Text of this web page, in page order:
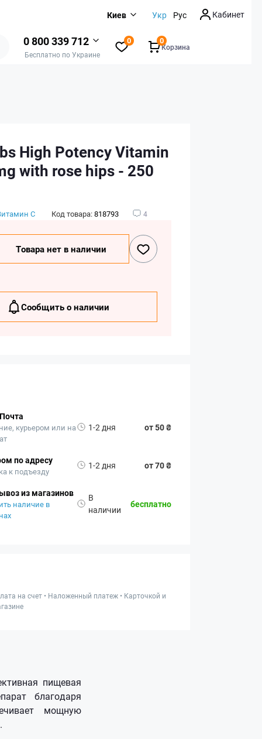
Киев Укр Рус Кабинет
0 800 339 712
Бесплатно по Украине
0
Корзина
0
High Potency Vitamin
with rose hips - 250
C Код товара:818793 4
Товара нет в наличии
Сообщить о наличии
курьером или на
1-2 дня от 50 ₴
по адресу
к подъезду
1-2 дня от 70 ₴
из магазинов
наличие в
В
наличии
бесплатно
на счет • Наложенный платеж • Карточкой и
пищевая
благодаря
мощную